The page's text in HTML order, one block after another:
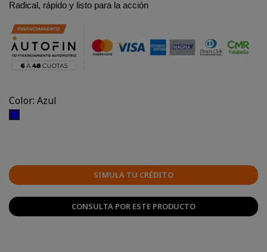
Radical, rápido y listo para la acción
Color: Azul
SIMULA TU CRÉDITO
CONSULTA POR ESTE PRODUCTO